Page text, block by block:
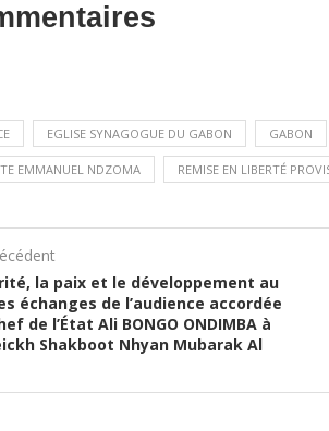
EGLISE SYNAGOGUE DU GABON GABON
EMMANUEL NDZOMA REMISE EN LIBERTÉ
la paix et le développement au
échanges de l’audience accordée
de l’État Ali BONGO ONDIMBA à
Shakboot Nhyan Mubarak Al